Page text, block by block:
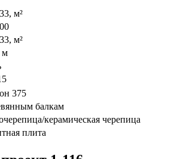
м²
м²
м
375
балкам
керамическая черепица
плита